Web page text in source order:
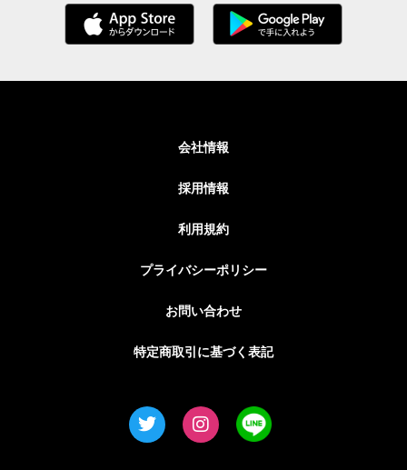
会社情報
採用情報
利用規約
プライバシーポリシー
お問い合わせ
特定商取引に基づく表記